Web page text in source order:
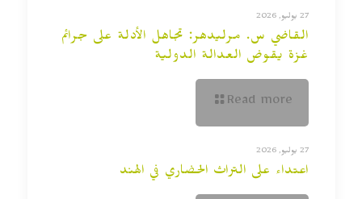
27 يوليو, 2026
القاضي س. مرليدهر: تجاهل الأدلة على جرائم
غزة يقوض العدالة الدولية
Read more
27 يوليو, 2026
اعتداء على التراث الحضاري في الهند